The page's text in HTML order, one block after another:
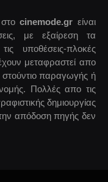
στοcinemode.gr είναι
με εξαίρεση τα
υποθέσεις-πλοκές
μεταφραστεί απο
παραγωγής ή
Πολλές απο τις
δημιουργίας
απόδοση πηγής δεν